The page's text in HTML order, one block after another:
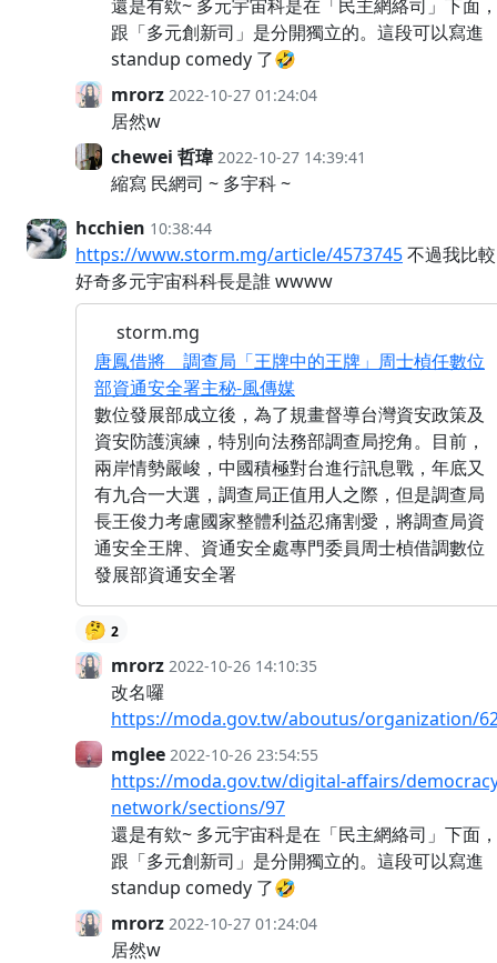
還是有欸~ 多元宇宙科是在「民主網絡司」下面，
跟「多元創新司」是分開獨立的。這段可以寫進
standup comedy 了🤣
mrorz 2022-10-27 01:24:04
居然w
chewei 哲瑋 2022-10-27 14:39:41
縮寫 民網司 ~ 多宇科 ~
hcchien 10:38:44
https://www.storm.mg/article/4573745不過我比較
好奇多元宇宙科科長是誰 wwww
storm.mg
唐鳳借將 調查局「王牌中的王牌」周士楨任數位
部資通安全署主秘-風傳媒
數位發展部成立後，為了規畫督導台灣資安政策及
資安防護演練，特別向法務部調查局挖角。目前，
兩岸情勢嚴峻，中國積極對台進行訊息戰，年底又
有九合一大選，調查局正值用人之際，但是調查局
長王俊力考慮國家整體利益忍痛割愛，將調查局資
通安全王牌、資通安全處專門委員周士楨借調數位
發展部資通安全署
🤔 2
mrorz 2022-10-26 14:10:35
改名囉
https://moda.gov.tw/aboutus/organization/
mglee 2022-10-26 23:54:55
https://moda.gov.tw/digital-affairs/
network/sections/97
還是有欸~ 多元宇宙科是在「民主網絡司」下面，
跟「多元創新司」是分開獨立的。這段可以寫進
standup comedy 了🤣
mrorz 2022-10-27 01:24:04
居然w